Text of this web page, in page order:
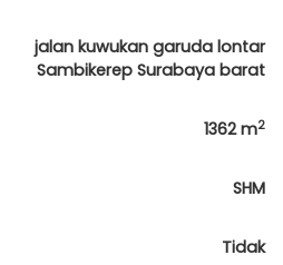
jalan kuwukan garuda lontar
Sambikerep Surabaya barat
1362m2
SHM
Tidak